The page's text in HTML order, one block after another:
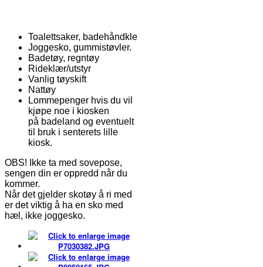
Toalettsaker, badehåndkle
Joggesko, gummistøvler.
Badetøy, regntøy
Rideklær/utstyr
Vanlig tøyskift
Nattøy
Lommepenger hvis du vil
kjøpe noe i kiosken
på badeland og eventuelt
til bruk i senterets lille
kiosk.
OBS! Ikke ta med sovepose,
sengen din er oppredd når du
kommer.
Når det gjelder skotøy å ri med
er det viktig å ha en sko med
hæl, ikke joggesko.